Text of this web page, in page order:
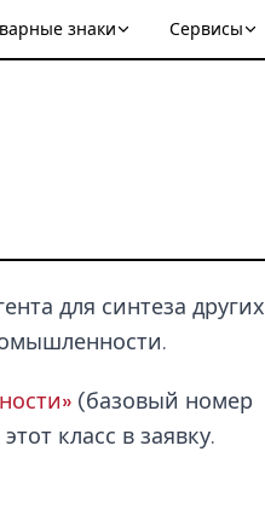
знаки Сервисы
для синтеза других
(базовый номер
класс в заявку.